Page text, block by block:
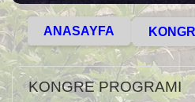
ANASAYFA
KONGRE PROGRAMI